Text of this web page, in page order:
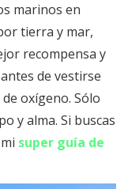
marinos en
tierra y mar,
recompensa y
de vestirse
oxígeno. Sólo
y alma. Si buscas
super guía de